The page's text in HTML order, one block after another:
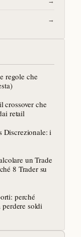
→
regole che
crossover che
retail
Discrezionale: i
un Trade
8 Trader su
perché
soldi